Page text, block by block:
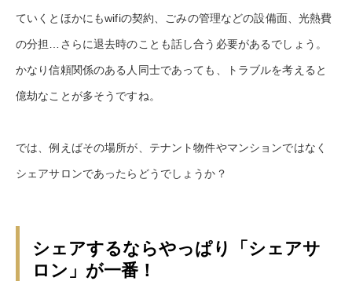
ていくとほかにもwifiの契約、ごみの管理などの設備面、光熱費
の分担…さらに退去時のことも話し合う必要があるでしょう。
かなり信頼関係のある人同士であっても、トラブルを考えると
億劫なことが多そうですね。
では、例えばその場所が、テナント物件やマンションではなく
シェアサロンであったらどうでしょうか？
シェアするならやっぱり「シェアサ
ロン」が一番！